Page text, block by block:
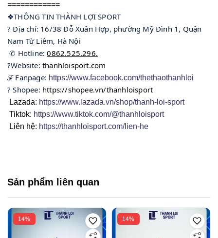
============
❖THÔNG TIN THÀNH LỢI SPORT
? Địa chỉ: 16/38 Đỗ Xuân Hợp, phường Mỹ Đình 1, Quận
Nam Từ Liêm, Hà Nội
✆ Hotline: 0862.525.296.
?Website: thanhloisport.com
ℱ Fanpage: https://www.facebook.com/thethaothanhloi
? Shopee: https://shopee.vn/thanhloisport
Lazada: https://www.lazada.vn/shop/thanh-loi-sport
Tiktok: https://www.tiktok.com/@thanhloisport
Liên hệ: https://thanhloisport.com/lien-he
Sản phẩm liên quan
14% 14%